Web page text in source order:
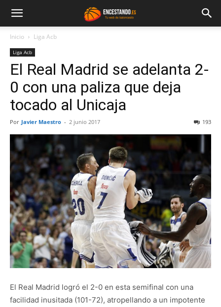
Inicio Liga Acb
Liga Acb
El Real Madrid se adelanta 2-
0 con una paliza que deja
tocado al Unicaja
Por Javier Maestro - 2 junio 2017 193
El Real Madrid logró el 2-0 en esta semifinal con una
facilidad inusitada (101-72), atropellando a un impotente